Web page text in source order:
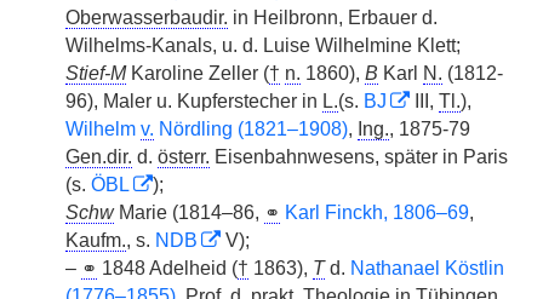
Oberwasserbaudir. in Heilbronn, Erbauer d.
Wilhelms-Kanals, u. d. Luise Wilhelmine Klett;
Stief-MKaroline Zeller († n. 1860), B Karl N. (1812-
96), Maler u. Kupferstecher in L.(s. BJ III, Tl.),
Wilhelm v. Nördling (1821–1908), Ing., 1875-79
Gen.dir. d. österr. Eisenbahnwesens, später in Paris
(s. ÖBL
);
SchwMarie (1814–86, ⚭ Karl Finckh, 1806–69,
Kaufm., s. NDB
V);
– ⚭ 1848 Adelheid († 1863), Td. Nathanael Köstlin